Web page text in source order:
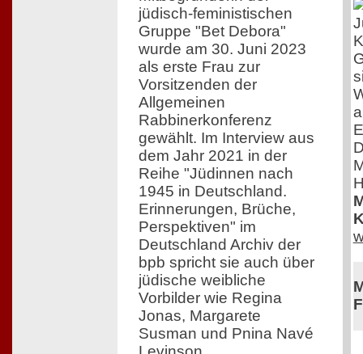
jüdisch-feministischen
Gruppe "Bet Debora"
wurde am 30. Juni 2023
als erste Frau zur
Vorsitzenden der
Allgemeinen
Rabbinerkonferenz
gewählt. Im Interview aus
dem Jahr 2021 in der
Reihe "Jüdinnen nach
1945 in Deutschland.
Erinnerungen, Brüche,
Perspektiven" im
Deutschland Archiv der
bpb spricht sie auch über
jüdische weibliche
Vorbilder wie Regina
Jonas, Margarete
Susman und Pnina Navé